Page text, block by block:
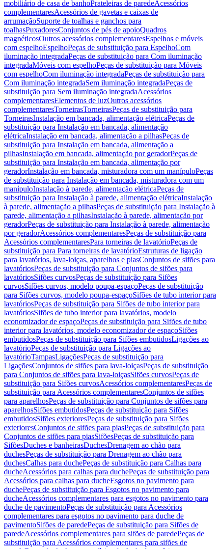
mobiliário de casa de banhoPrateleiras de paredeAcessórios
complementaresAcessórios de gavetas e caixas de
arrumaçãoSuporte de toalhas e ganchos para
toalhasPuxadoresConjuntos de pés de apoioQuadros
magnéticosOutros acessórios complementaresEspelhos e móveis
com espelhoEspelhoPeças de substituição para EspelhoCom
iluminação integradaPeças de substituição para Com iluminação
integradaMóveis com espelhoPeças de substituição para Móveis
com espelhoCom iluminação integradaPeças de substituição para
Com iluminação integradaSem iluminação integradaPeças de
substituição para Sem iluminação integradaAcessórios
complementaresElementos de luzOutros acessórios
complementaresTorneirasTorneirasPeças de substituição para
TorneirasInstalação em bancada, alimentação elétricaPeças de
substituição para Instalação em bancada, alimentação
elétricaInstalação em bancada, alimentação a pilhasPeças de
substituição para Instalação em bancada, alimentação a
pilhasInstalação em bancada, alimentação por geradorPeças de
substituição para Instalação em bancada, alimentação por
geradorInstalação em bancada, misturadora com um manípuloPeças
de substituição para Instalação em bancada, misturadora com um
manípuloInstalação à parede, alimentação elétricaPeças de
substituição para Instalação à parede, alimentação elétricaInstalação
à parede, alimentação a pilhasPeças de substituição para Instalação à
parede, alimentação a pilhasInstalação à parede, alimentação por
geradorPeças de substituição para Instalação à parede, alimentação
por geradorAcessórios complementaresPeças de substituição para
Acessórios complementaresPara torneiras de lavatórioPeças de
substituição para Para torneiras de lavatórioEstruturas de ligação
para lavatórios, lava-loiças, aparelhos e piasConjuntos de sifões para
lavatóriosPeças de substituição para Conjuntos de sifões para
lavatóriosSifões curvosPeças de substituição para Sifões
curvosSifões curvos, modelo poupa-espaçoPeças de substituição
para Sifões curvos, modelo poupa-espaçoSifões de tubo interior para
lavatóriosPeças de substituição para Sifões de tubo interior para
lavatóriosSifões de tubo interior para lavatórios, modelo
economizador de espaçoPeças de substituição para Sifões de tubo
interior para lavatórios, modelo economizador de espaçoSifões
embutidosPeças de substituição para Sifões embutidosLigações ao
lavatórioPeças de substituição para Ligações ao
lavatórioTampasLigaçõesPeças de substituição para
LigaçõesConjuntos de sifões para lava-loiçasPeças de substituição
para Conjuntos de sifões para lava-loiçasSifões curvosPeças de
substituição para Sifões curvosAcessórios complementaresPeças de
substituição para Acessórios complementaresConjuntos de sifões
para aparelhosPeças de substituição para Conjuntos de sifões para
aparelhosSifões embutidosPeças de substituição para Sifões
embutidosSifões exterioresPeças de substituição para Sifões
exterioresConjuntos de sifões para piasPeças de substituição para
Conjuntos de sifões para piasSifõesPeças de substituição para
SifõesDuches e banheirasDuchesDrenagem ao chão para
duchesPeças de substituição para Drenagem ao chão para
duchesCalhas para duchePeças de substituição para Calhas para
ducheAcessórios para calhas para duchePeças de substituição para
Acessórios para calhas para ducheEsgotos no pavimento para
duchePeças de substituição para Esgotos no pavimento para
ducheAcessórios complementares para esgotos no pavimento para
duche de pavimentoPeças de substituição para Acessórios
complementares para esgotos no pavimento para duche de
pavimentoSifões de paredePeças de substituição para Sifões de
paredeAcessórios complementares para sifões de paredePeças de
substituição para Acessórios complementares para sifões de